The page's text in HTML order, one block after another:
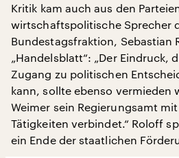
Kritik kam auch aus den
wirtschaftspolitische Sprecher
Bundestagsfraktion, Sebastian
„Handelsblatt“: „Der Eindruck,
Zugang zu politischen
kann, sollte ebenso vermieden
Weimer sein Regierungsamt
Tätigkeiten verbindet.“ Roloff
ein Ende der staatlichen